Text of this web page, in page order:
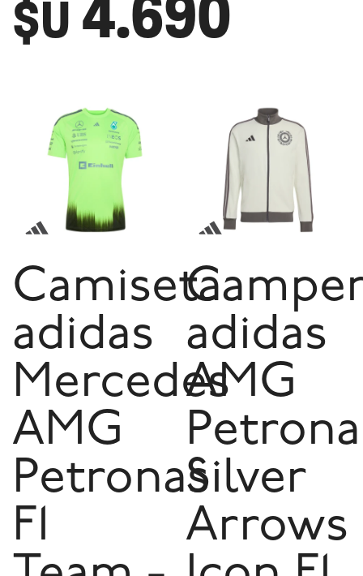
$U
Camiseta
adidas
Mercedes
AMG
Petronas
F1
adidas
AMG
Silver
Arrows